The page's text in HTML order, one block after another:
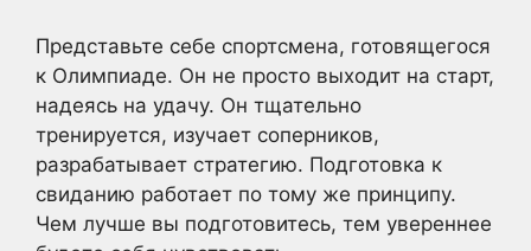
Представьте себе спортсмена, готовящегося
к Олимпиаде. Он не просто выходит на старт,
надеясь на удачу. Он тщательно
тренируется, изучает соперников,
разрабатывает стратегию. Подготовка к
свиданию работает по тому же принципу.
Чем лучше вы подготовитесь, тем увереннее